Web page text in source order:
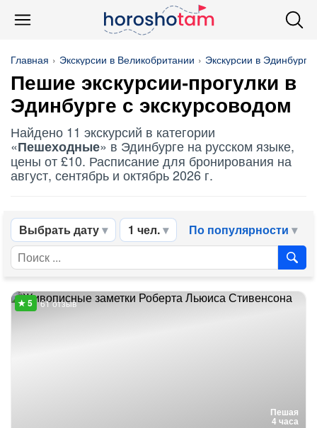
Главная Экскурсии в Великобритании Экскурсии в Эдинбурге
Пешие экскурсии-прогулки в
Эдинбурге с экскурсоводом
Найдено 11 экскурсий в категории
«Пешеходные» в Эдинбурге на русском языке,
цены от £10. Расписание для бронирования на
август, сентябрь и октябрь 2026 г.
Выбрать дату 1 чел. По популярности
Пешая
4 часа
61 отзыв